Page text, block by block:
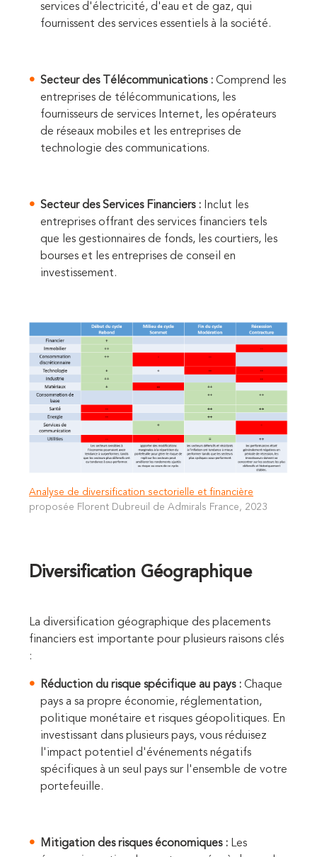
services d'électricité, d'eau et de gaz, qui
fournissent des services essentiels à la société.
Secteur des Télécommunications : Comprend les
entreprises de télécommunications, les
fournisseurs de services Internet, les opérateurs
de réseaux mobiles et les entreprises de
technologie des communications.
Secteur des Services Financiers : Inclut les
entreprises offrant des services financiers tels
que les gestionnaires de fonds, les courtiers, les
bourses et les entreprises de conseil en
investissement.
Analyse de diversification sectorielle et financière
proposée Florent Dubreuil de Admirals France, 2023
Diversification Géographique
La diversification géographique des placements
financiers est importante pour plusieurs raisons clés
:
Réduction du risque spécifique au pays : Chaque
pays a sa propre économie, réglementation,
politique monétaire et risques géopolitiques. En
investissant dans plusieurs pays, vous réduisez
l'impact potentiel d'événements négatifs
spécifiques à un seul pays sur l'ensemble de votre
portefeuille.
Mitigation des risques économiques : Les